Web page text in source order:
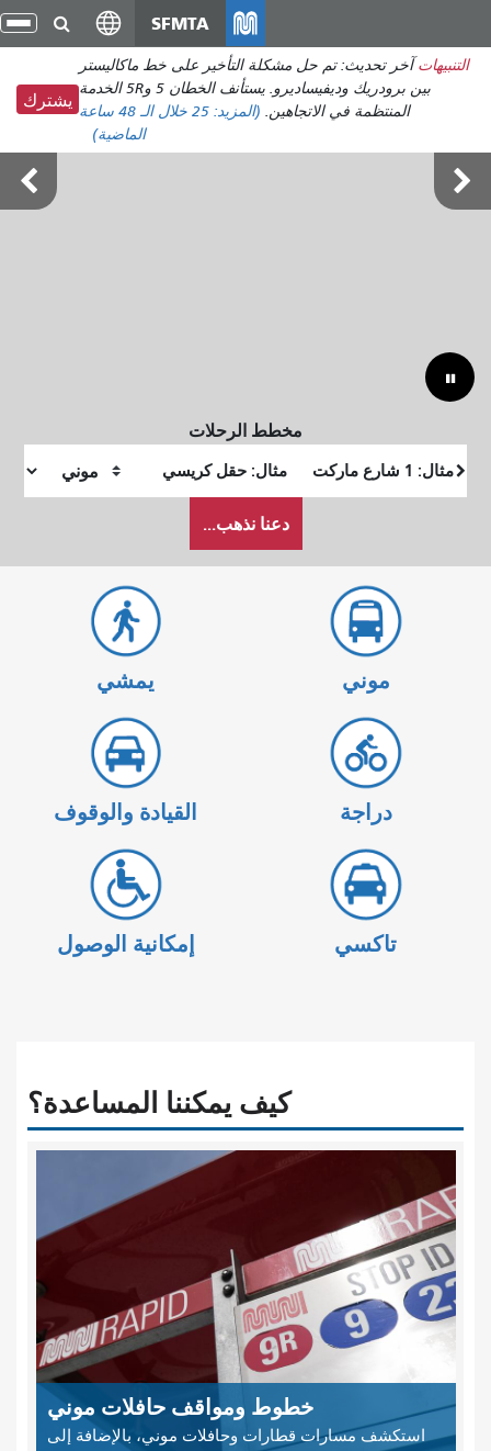
انتقل
إلى
المحتوى
الرئيسي
SFMTA
التنبيهات آخر تحديث: تم حل مشكلة التأخير على خط ماكاليستر
بين برودريك وديفيساديرو. يستأنف الخطان 5 و5R الخدمة
المنتظمة في الاتجاهين. (المزيد: 25
خلال الـ 48 ساعة
الماضية)
يشترك
مخطط الرحلات
البداية
النهاية
أرغب
في
دعنا نذهب...
موني يمشي
دراجة القيادة والوقوف
تاكسي إمكانية الوصول
كيف يمكننا المساعدة؟
خطوط ومواقف حافلات موني
استكشف مسارات قطارات وحافلات موني، بالإضافة إلى